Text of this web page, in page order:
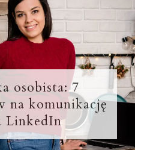
osobista: 7
na komunikację
LinkedIn